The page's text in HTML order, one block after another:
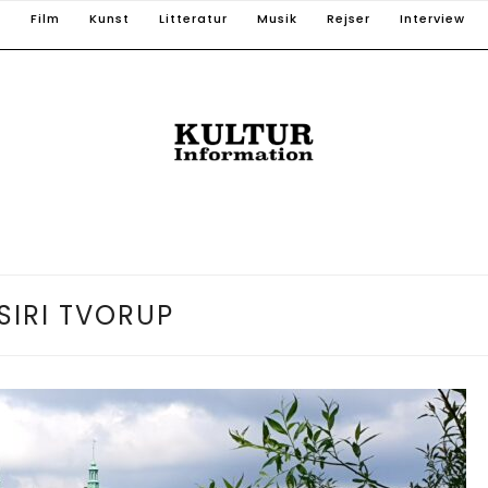
Film Kunst Litteratur Musik Rejser Interview
TVORUP